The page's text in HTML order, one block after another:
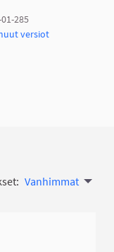
285
versiot
Vanhimmat